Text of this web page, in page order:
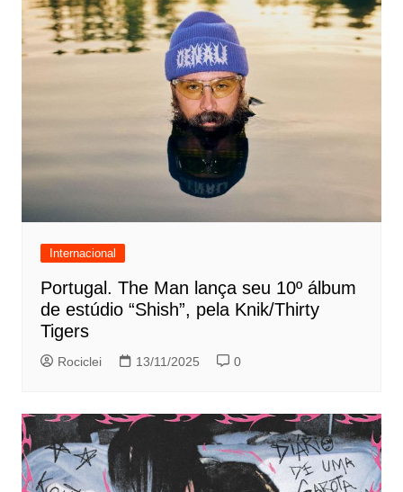
Internacional
Portugal. The Man lança seu 10º álbum
de estúdio “Shish”, pela Knik/Thirty
Tigers
Rociclei 13/11/2025 0